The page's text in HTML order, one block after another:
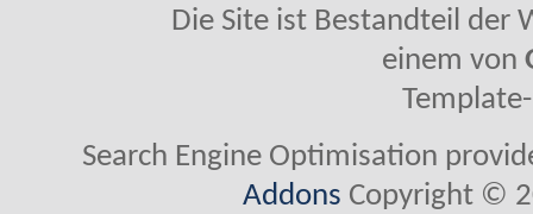
Die Site ist Bestandteil der
einem von
Search Engine Optimisation
Addons Copyright ©